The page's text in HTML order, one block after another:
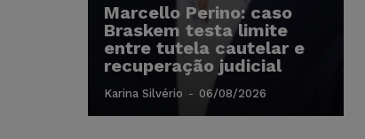
Marcello Perino: caso
Braskem testa limite
entre tutela cautelar e
recuperação judicial
Karina Silvério - 06/08/2026